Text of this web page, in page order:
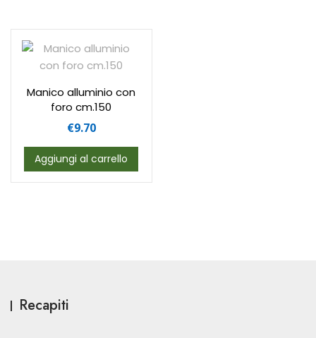
Manico alluminio con
foro cm.150
€9.70
Aggiungi al carrello
Recapiti